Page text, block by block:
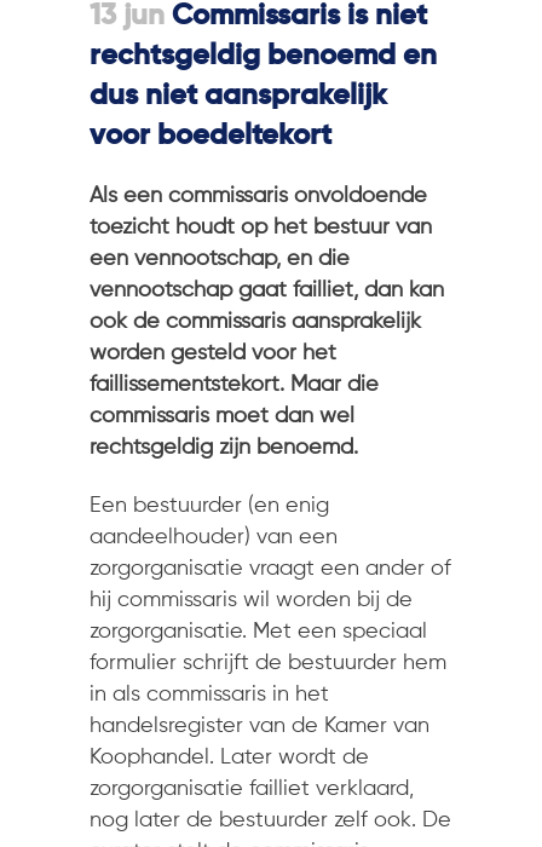
13 jun Commissaris is niet
rechtsgeldig benoemd en
dus niet aansprakelijk
voor boedeltekort
Als een commissaris onvoldoende
toezicht houdt op het bestuur van
een vennootschap, en die
vennootschap gaat failliet, dan kan
ook de commissaris aansprakelijk
worden gesteld voor het
faillissementstekort. Maar die
commissaris moet dan wel
rechtsgeldig zijn benoemd.
Een bestuurder (en enig
aandeelhouder) van een
zorgorganisatie vraagt een ander of
hij commissaris wil worden bij de
zorgorganisatie. Met een speciaal
formulier schrijft de bestuurder hem
in als commissaris in het
handelsregister van de Kamer van
Koophandel. Later wordt de
zorgorganisatie failliet verklaard,
nog later de bestuurder zelf ook. De